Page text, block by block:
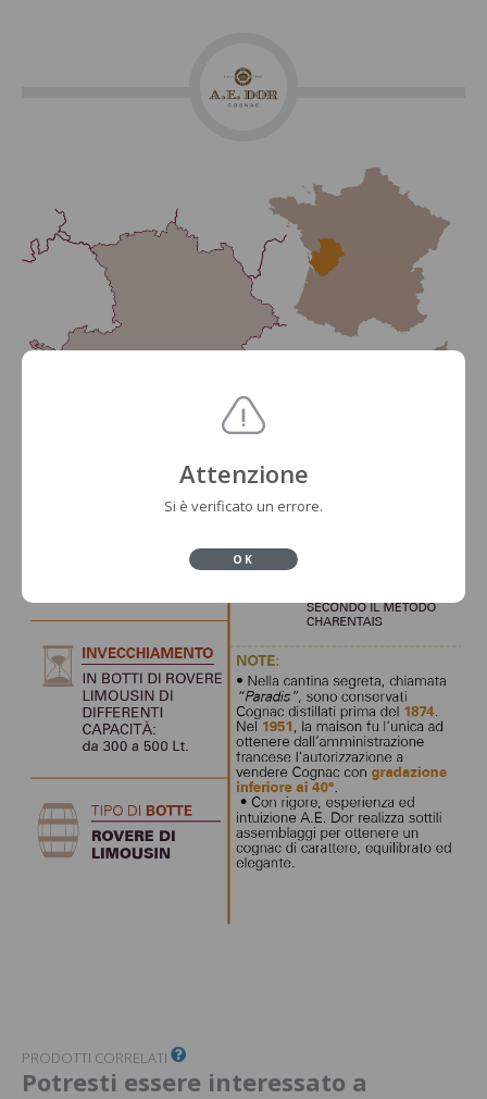
PRODOTTI CORRELATI
Potresti essere interessato a
Attenzione
Si è verificato un errore.
OK